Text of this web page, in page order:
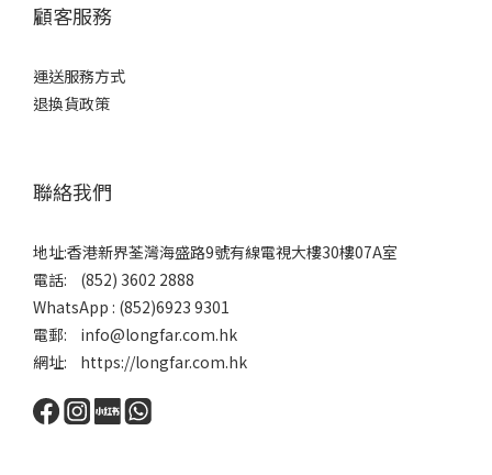
顧客服務
運送服務方式
退換貨政策
聯絡我們
地址:香港新界荃灣海盛路9號有線電視大樓30樓07A室
電話: (852) 3602 2888
WhatsApp : (852)6923 9301
電郵: info@longfar.com.hk
網址: https://longfar.com.hk